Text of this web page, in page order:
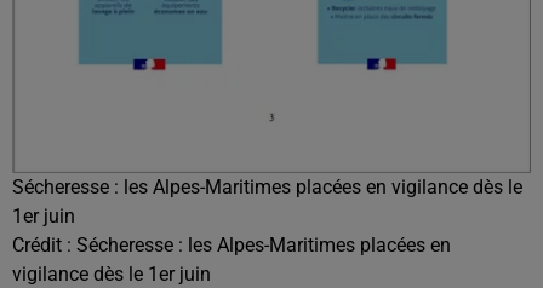
Sécheresse : les Alpes-Maritimes placées en vigilance dès le
1er juin
Crédit : Sécheresse : les Alpes-Maritimes placées en
vigilance dès le 1er juin